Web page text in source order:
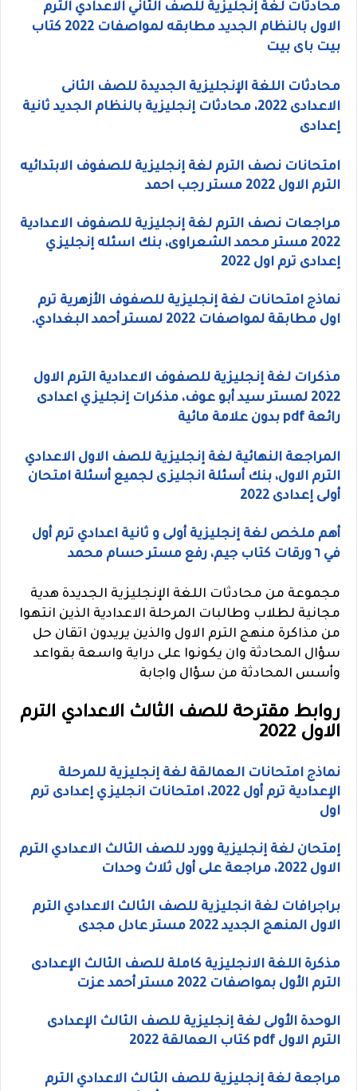
محادثات لغة إنجليزية للصف الثاني الاعدادي الترم
الاول بالنظام الجديد مطابقه لمواصفات 2022 كتاب
بيت باى بيت
محادثات اللغة الإنجليزية الجديدة للصف الثانى
الاعدادى 2022، محادثات إنجليزية بالنظام الجديد ثانية
إعدادى
امتحانات نصف الترم لغة إنجليزية للصفوف الابتدائيه
الترم الاول 2022 مستر رجب احمد
مراجعات نصف الترم لغة إنجليزية للصفوف الاعدادية
2022 مستر محمد الشعراوى، بنك اسئله إنجليزي
إعدادى ترم اول 2022
نماذج امتحانات لغة إنجليزية للصفوف الأزهرية ترم
اول مطابقة لمواصفات 2022 لمستر أحمد البغدادي.
مذكرات لغة إنجليزية للصفوف الاعدادية الترم الاول
2022 لمستر سيد أبو عوف، مذكرات إنجليزي اعدادى
رائعة pdf بدون علامة مائية
المراجعة النهائية لغة إنجليزية للصف الاول الاعدادي
الترم الاول، بنك أسئلة انجليزى لجميع أسئلة امتحان
أولى إعدادى 2022
أهم ملخص لغة إنجليزية أولى و ثانية اعدادي ترم أول
في ٦ ورقات كتاب جيم، رفع مستر حسام محمد
مجموعة من محادثات اللغة الإنجليزية الجديدة هدية
مجانية لطلاب وطالبات المرحلة الاعدادية الذين انتهوا
من مذاكرة منهج الترم الاول والذين يريدون اتقان حل
سؤال المحادثة وان يكونوا على دراية واسعة بقواعد
وأسس المحادثة من سؤال واجابة
روابط مقترحة للصف الثالث الاعدادي الترم
الاول 2022
نماذج امتحانات العمالقة لغة إنجليزية للمرحلة
الإعدادية ترم أول 2022، امتحانات انجليزي إعدادى ترم
اول
إمتحان لغة إنجليزية وورد للصف الثالث الاعدادي الترم
الاول 2022، مراجعة على أول ثلاث وحدات
براجرافات لغة انجليزية للصف الثالث الاعدادي الترم
الاول المنهج الجديد 2022 مستر عادل مجدى
مذكرة اللغة الانجليزية كاملة للصف الثالث الإعدادى
الترم الأول بمواصفات 2022 مستر أحمد عزت
الوحدة الأولى لغة إنجليزية للصف الثالث الإعدادى
الترم الاول pdf كتاب العمالقة 2022
مراجعة لغة إنجليزية للصف الثالث الاعدادي الترم